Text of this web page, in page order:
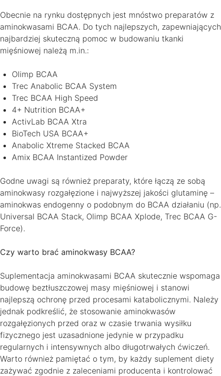
Obecnie na rynku dostępnych jest mnóstwo preparatów z
aminokwasami BCAA. Do tych najlepszych, zapewniających
najbardziej skuteczną pomoc w budowaniu tkanki
mięśniowej należą m.in.:
Olimp BCAA
Trec Anabolic BCAA System
Trec BCAA High Speed
4+ Nutrition BCAA+
ActivLab BCAA Xtra
BioTech USA BCAA+
Anabolic Xtreme Stacked BCAA
Amix BCAA Instantized Powder
Godne uwagi są również preparaty, które łączą ze sobą
aminokwasy rozgałęzione i najwyższej jakości glutaminę –
aminokwas endogenny o podobnym do BCAA działaniu (np.
Universal BCAA Stack, Olimp BCAA Xplode, Trec BCAA G-
Force).
Czy warto brać aminokwasy BCAA?
Suplementacja aminokwasami BCAA skutecznie wspomaga
budowę beztłuszczowej masy mięśniowej i stanowi
najlepszą ochronę przed procesami katabolicznymi. Należy
jednak podkreślić, że stosowanie aminokwasów
rozgałęzionych przed oraz w czasie trwania wysiłku
fizycznego jest uzasadnione jedynie w przypadku
regularnych i intensywnych albo długotrwałych ćwiczeń.
Warto również pamiętać o tym, by każdy suplement diety
zażywać zgodnie z zaleceniami producenta i kontrolować